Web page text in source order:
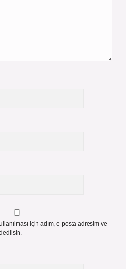
için adım, e-posta adresim ve